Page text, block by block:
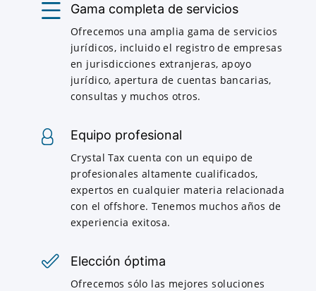
Gama completa de servicios
Ofrecemos una amplia gama de servicios
jurídicos, incluido el registro de empresas
en jurisdicciones extranjeras, apoyo
jurídico, apertura de cuentas bancarias,
consultas y muchos otros.
Equipo profesional
Crystal Tax cuenta con un equipo de
profesionales altamente cualificados,
expertos en cualquier materia relacionada
con el offshore. Tenemos muchos años de
experiencia exitosa.
Elección óptima
Ofrecemos sólo las mejores soluciones